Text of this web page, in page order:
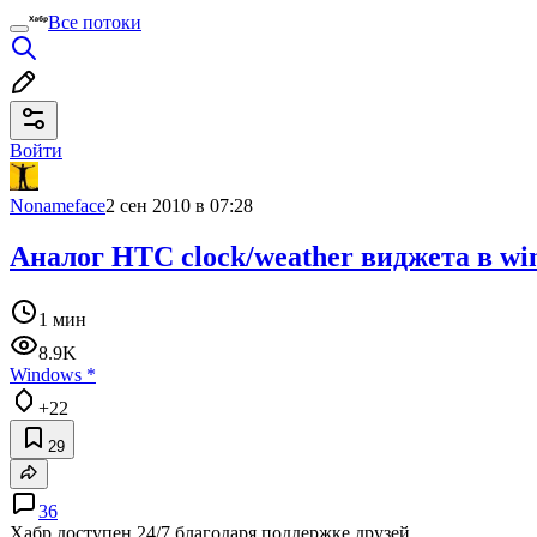
Все потоки
Войти
Nonameface2 сен 2010 в 07:28
Аналог HTC clock/weather виджета в
1 мин
8.9K
Windows *
+22
29
36
Хабр доступен 24/7 благодаря поддержке друзей